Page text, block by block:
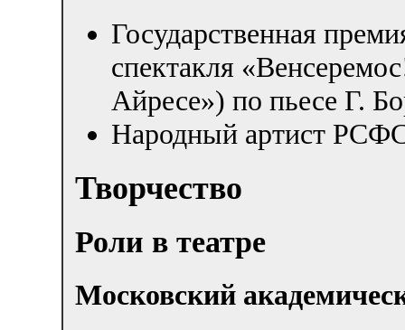
Государственная
спектакля
Айресе») по пьесе Г.
Народный артист
Творчество
Роли в театре
Московский